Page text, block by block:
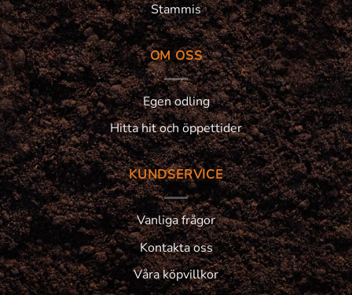
Stammis
OM OSS
Egen odling
Hitta hit och öppettider
KUNDSERVICE
Vanliga frågor
Kontakta oss
Våra köpvillkor